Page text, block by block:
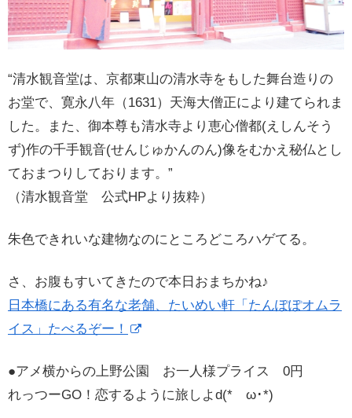
“清水観音堂は、京都東山の清水寺をもした舞台造りの
お堂で、寛永八年（1631）天海大僧正により建てられま
した。また、御本尊も清水寺より恵心僧都(えしんそう
ず)作の千手観音(せんじゅかんのん)像をむかえ秘仏とし
ておまつりしております。”
（清水観音堂 公式HPより抜粋）
朱色できれいな建物なのにところどころハゲてる。
さ、お腹もすいてきたので本日おまちかね♪
日本橋にある有名な老舗、たいめい軒「たんぽぽオムラ
イス」たべるぞー！
●アメ横からの上野公園 お一人様プライス 0円
れっつーGO！恋するように旅しよd(*ゝω･*)